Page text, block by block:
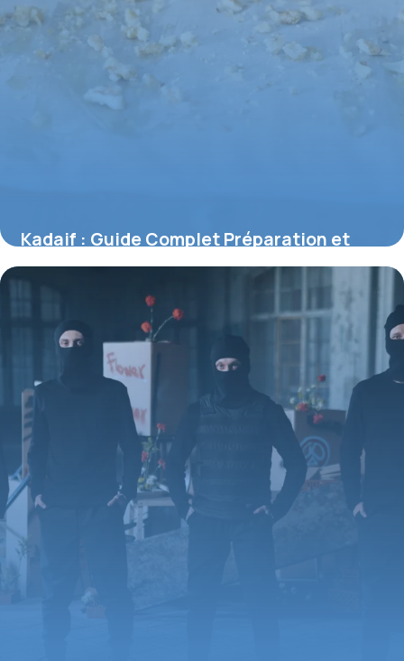
Kadaif : Guide Complet Préparation et
Astuces